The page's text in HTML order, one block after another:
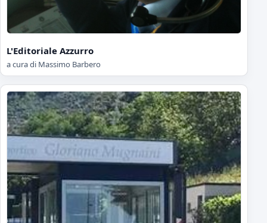
L'Editoriale Azzurro
a cura di Massimo Barbero